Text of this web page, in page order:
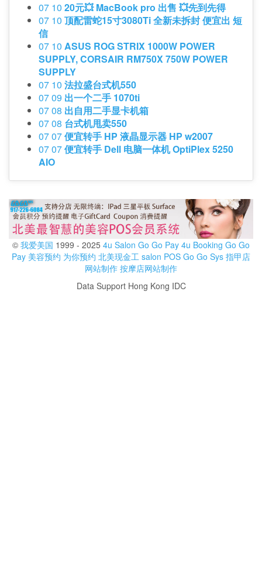
07 10 20元💥 MacBook pro 出售 💥先到先得
07 10 顶配雷蛇15寸3080Ti 全新未拆封 便宜出 短
信
07 10 ASUS ROG STRIX 1000W POWER
SUPPLY, CORSAIR RM750X 750W POWER
SUPPLY
07 10 法拉盛台式机550
07 09 出一个二手 1070ti
07 08 出自用二手显卡机箱
07 08 台式机甩卖550
07 07便宜转手 HP 液晶显示器 HP w2007
07 07便宜转手 Dell 电脑一体机 OptiPlex 5250
AIO
© 我爱美国 1999 - 2025 4u Salon Go Go Pay 4u Booking Go Go
Pay 美容预约 为你预约 北美现金工 salon POS Go Go Sys 指甲店
网站制作 按摩店网站制作
Data Support Hong Kong IDC